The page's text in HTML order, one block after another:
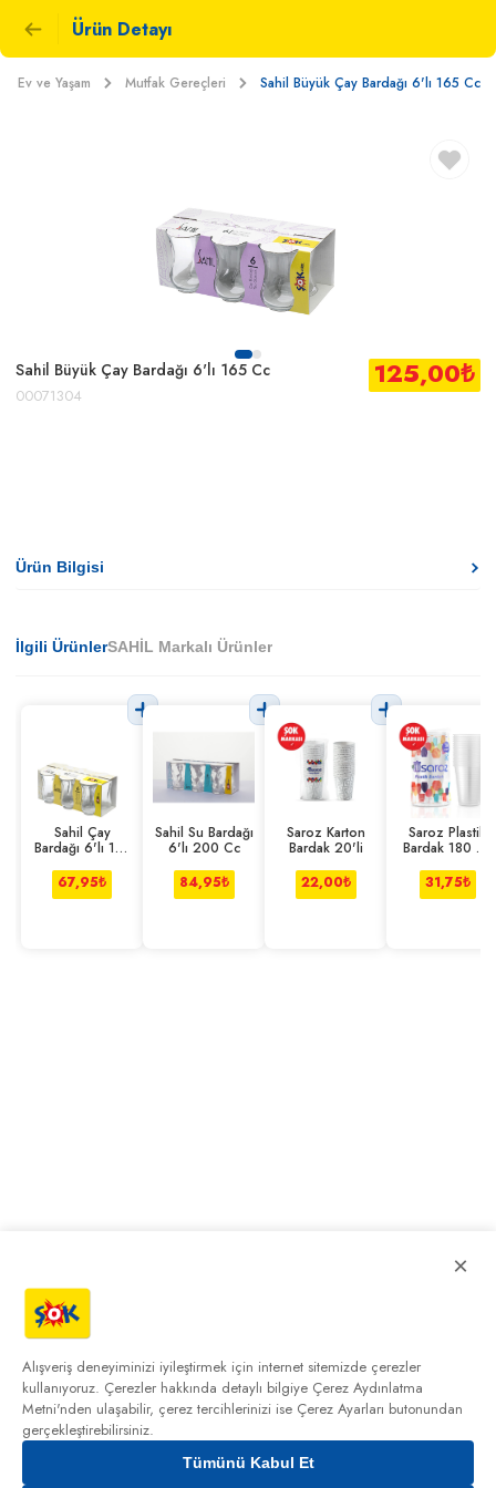
Ürün Detayı
Ev ve Yaşam Mutfak Gereçleri Sahil Büyük Çay Bardağı 6'lı 165 Cc
Sahil Büyük Çay Bardağı 6'lı 165 Cc
00071304
125,00₺
Ürün Bilgisi
İlgili ÜrünlerSAHİL Markalı Ürünler
Sahil Çay
Bardağı 6'lı 110
67,95₺
Sahil Su Bardağı
6'lı 200 Cc
84,95₺
Saroz Karton
Bardak 20'li
22,00₺
Saroz Plastik
Bardak 180 Cc
31,75₺
×
Alışveriş deneyiminizi iyileştirmek için internet sitemizde çerezler
kullanıyoruz. Çerezler hakkında detaylı bilgiye Çerez Aydınlatma
Metni'nden ulaşabilir, çerez tercihlerinizi ise Çerez Ayarları butonundan
gerçekleştirebilirsiniz.
Tümünü Kabul Et